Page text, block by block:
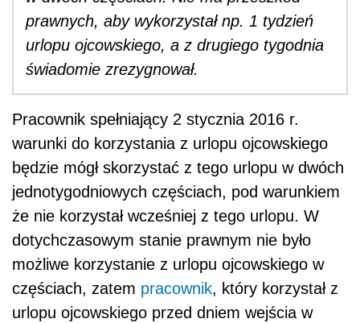
prawnych, aby wykorzystał np. 1 tydzień
urlopu ojcowskiego, a z drugiego tygodnia
świadomie zrezygnował.
Pracownik spełniający 2 stycznia 2016 r.
warunki do korzystania z urlopu ojcowskiego
będzie mógł skorzystać z tego urlopu w dwóch
jednotygodniowych częściach, pod warunkiem
że nie korzystał wcześniej z tego urlopu. W
dotychczasowym stanie prawnym nie było
możliwe korzystanie z urlopu ojcowskiego w
częściach, zatem pracownik, który korzystał z
urlopu ojcowskiego przed dniem wejścia w